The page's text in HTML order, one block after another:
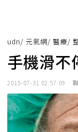
udn/ 元氣網/ 醫療/
手機滑不
2015-07-31 02:57:09